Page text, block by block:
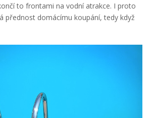
to frontami na vodní atrakce. I proto
přednost domácímu koupání, tedy když